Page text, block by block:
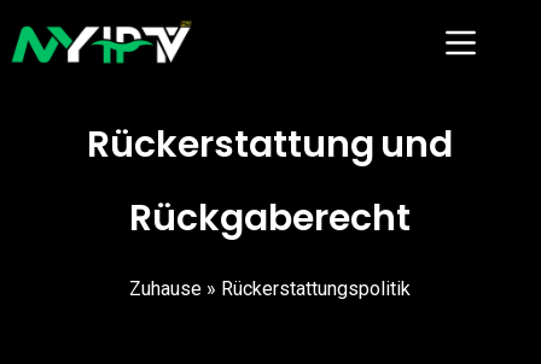
Rückerstattung und
Rückgaberecht
Zuhause » Rückerstattungspolitik